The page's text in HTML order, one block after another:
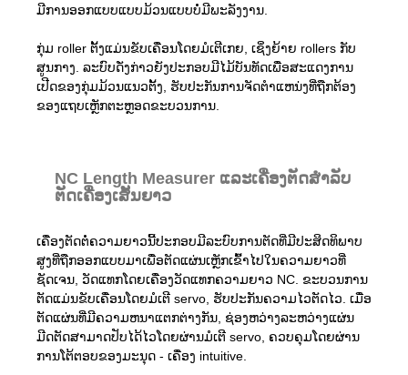
ມີການອອກແບບແບບມ້ວນແບບບໍ່ມີພະລັງງານ.
ກຸ່ມ roller ຕັ້ງແມ່ນຂັບເຄື່ອນໂດຍມໍເຕີເກຍ, ເຊິ່ງຍ້າຍ rollers ກັບ
ສູນກາງ. ລະບົບດັ່ງກ່າວຍັງປະກອບມີໄມ້ບັນທັດເພື່ອສະແດງການ
ເປີດຂອງກຸ່ມມ້ວນແນວຕັ້ງ, ຮັບປະກັນການຈັດຕໍາແຫນ່ງທີ່ຖືກຕ້ອງ
ຂອງແຖບເຫຼັກຕະຫຼອດຂະບວນການ.
NC Length Measurer ແລະເຄື່ອງຕັດສໍາລັບ
ຕັດເຄື່ອງເສັ້ນຍາວ
ເຄື່ອງຕັດຕໍ່ຄວາມຍາວນີ້ປະກອບມີລະບົບການຕັດທີ່ມີປະສິດທິພາບ
ສູງທີ່ຖືກອອກແບບມາເພື່ອຕັດແຜ່ນເຫຼັກເຂົ້າໄປໃນຄວາມຍາວທີ່
ຊັດເຈນ, ວັດແທກໂດຍເຄື່ອງວັດແທກຄວາມຍາວ NC. ຂະບວນການ
ຕັດແມ່ນຂັບເຄື່ອນໂດຍມໍເຕີ servo, ຮັບປະກັນຄວາມໄວຕັດໄວ. ເມື່ອ
ຕັດແຜ່ນທີ່ມີຄວາມຫນາແຕກຕ່າງກັນ, ຊ່ອງຫວ່າງລະຫວ່າງແຜ່ນ
ມີດຕັດສາມາດປັບໄດ້ໄວໂດຍຜ່ານມໍເຕີ servo, ຄວບຄຸມໂດຍຜ່ານ
ການໂຕ້ຕອບຂອງມະນຸດ - ເຄື່ອງ intuitive.